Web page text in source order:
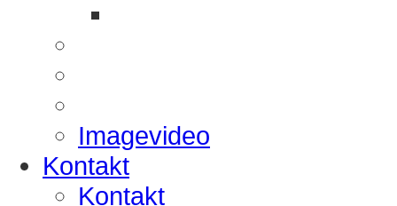
Imagevideo
Kontakt
Kontakt